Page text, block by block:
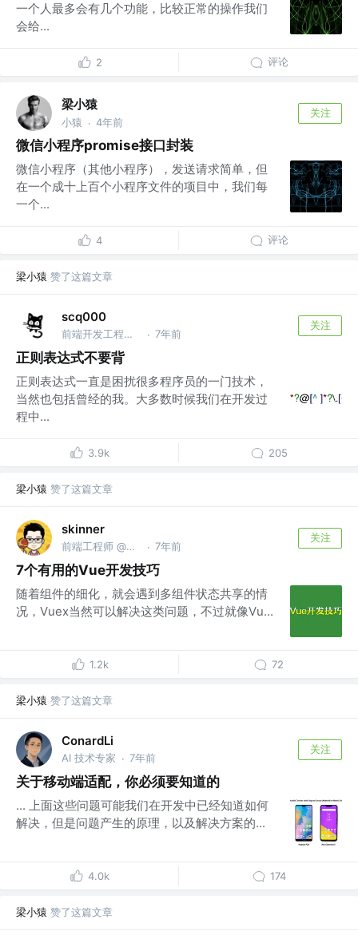
一个人最多会有几个功能，比较正常的操作我们
会给...
2 评论
梁小猿
小猿 · 4年前
关注
微信小程序promise接口封装
微信小程序（其他小程序），发送请求简单，但
在一个成十上百个小程序文件的项目中，我们每
一个...
4 评论
梁小猿 赞了这篇文章
scq000
前端开发工程师 @字节跳动 · 7年前
关注
正则表达式不要背
正则表达式一直是困扰很多程序员的一门技术，
当然也包括曾经的我。大多数时候我们在开发过
程中...
3.9k 205
梁小猿 赞了这篇文章
skinner
前端工程师 @微店（口袋购物） · 7年前
关注
7个有用的Vue开发技巧
随着组件的细化，就会遇到多组件状态共享的情
况，Vuex当然可以解决这类问题，不过就像Vu...
1.2k 72
梁小猿 赞了这篇文章
ConardLi
AI 技术专家 · 7年前
关注
关于移动端适配，你必须要知道的
... 上面这些问题可能我们在开发中已经知道如何
解决，但是问题产生的原理，以及解决方案的...
4.0k 174
梁小猿 赞了这篇文章